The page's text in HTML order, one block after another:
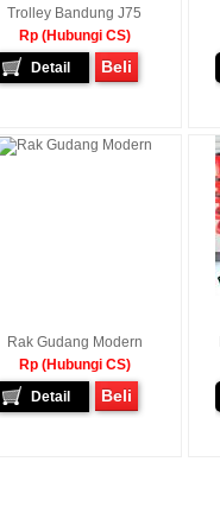
Trolley Bandung J75
Rp (Hubungi CS)
Detail
Beli
Rak Gudang Modern
Rp (Hubungi CS)
Detail
Beli